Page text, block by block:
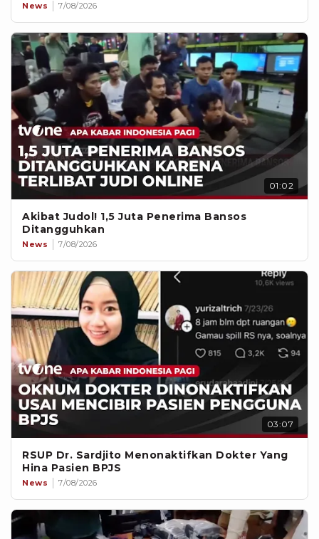
News 7/08/2026
01:02
Akibat Judol! 1,5 Juta Penerima Bansos
Ditangguhkan
News 7/08/2026
03:07
RSUP Dr. Sardjito Menonaktifkan Dokter Yang
Hina Pasien BPJS
News 7/08/2026